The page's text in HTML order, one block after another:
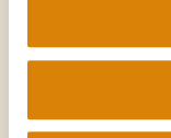
Fale
A emeis conta